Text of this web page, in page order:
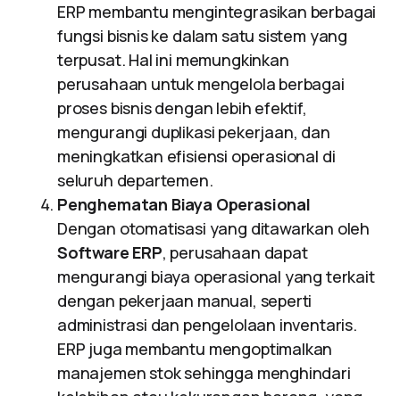
ERP membantu mengintegrasikan berbagai
fungsi bisnis ke dalam satu sistem yang
terpusat. Hal ini memungkinkan
perusahaan untuk mengelola berbagai
proses bisnis dengan lebih efektif,
mengurangi duplikasi pekerjaan, dan
meningkatkan efisiensi operasional di
seluruh departemen.
Penghematan Biaya Operasional
Dengan otomatisasi yang ditawarkan oleh
Software ERP, perusahaan dapat
mengurangi biaya operasional yang terkait
dengan pekerjaan manual, seperti
administrasi dan pengelolaan inventaris.
ERP juga membantu mengoptimalkan
manajemen stok sehingga menghindari